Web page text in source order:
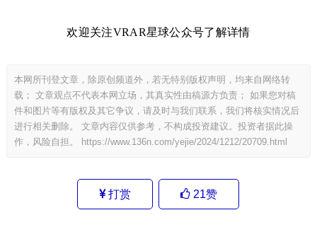
欢迎关注VRAR星球公众号了解详情
本网所刊登文章，除原创频道外，若无特别版权声明，均来自网络转
载； 文章观点不代表本网立场，其真实性由稿源方负责； 如果您对稿
件和图片等有版权及其它争议，请及时与我们联系，我们将核实情况后
进行相关删除。 文章内容仅供参考，不构成投资建议。投资者据此操
作，风险自担。
https://www.136n.com/yejie/2024/1212/20709.html
打赏 21赞